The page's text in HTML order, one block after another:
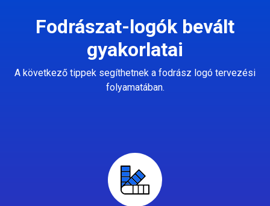
Fodrászat-logók bevált
gyakorlatai
A következő tippek segíthetnek a fodrász logó tervezési
folyamatában.